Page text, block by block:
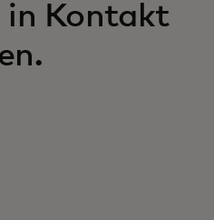
in Kontakt